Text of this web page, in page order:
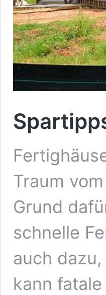
Traum
Grund
schnelle
auch
kann